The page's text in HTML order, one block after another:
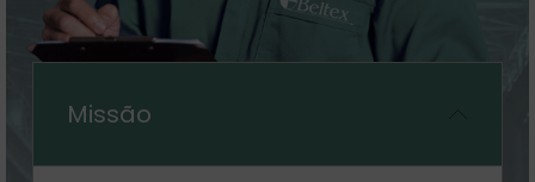
Missão